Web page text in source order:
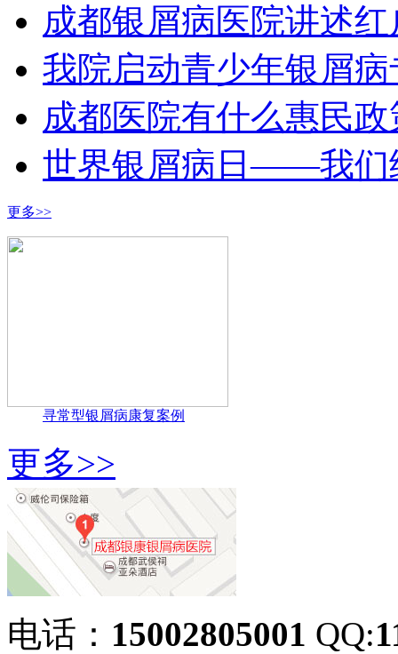
成都银屑病医院讲述
我院启动青少年银屑
成都医院有什么惠民
世界银屑病日——我们
更多>>
寻常型银屑病康复案例
更多>>
电话： 15002805001 QQ: